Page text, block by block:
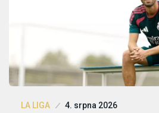
LA LIGA 4. srpna 2026